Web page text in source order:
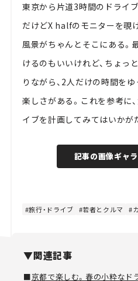
東京から片道3時間のドライ
だけどX halfのモニターを覗
風景がちゃんとそこにある。
けるのもいいけれど、ちょっ
りながら、2人だけの時間を
楽しさがある。これを参考に
イブを計画してみてはいかが
記事の画像ギャ
旅行・ドライブ 若者とクルマ
▼関連記事
■京都で楽しむ。春の小粋な